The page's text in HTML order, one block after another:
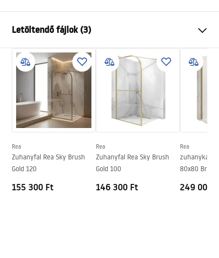
Anyag
Csaptelep típusa
Egykaros
Felszerelés
Falba süllyesztett
Magasságállítás
Kádkifolyó
Nyomásszabályozás
Anti-Calc rendszer
Bevonási technológia
Garancia
24 Hónap
Letöltendő fájlok (3)
Biztonsági információk
Safety_Information_Shower_set.pdf
Garanciális feltételek
Warranty_Terms_and_Conditions_Faucets_-_5.pdf
Összeszerelési útmutató
shower_set.pdf
Rea
Zuhanyfal Rea Sky Brush
Gold 120
155 300 Ft
Rea
Zuhanyfal Rea Sky Brush
Gold 100
146 300 Ft
Rea
zuhanykabin
80x80 Brush
249 000